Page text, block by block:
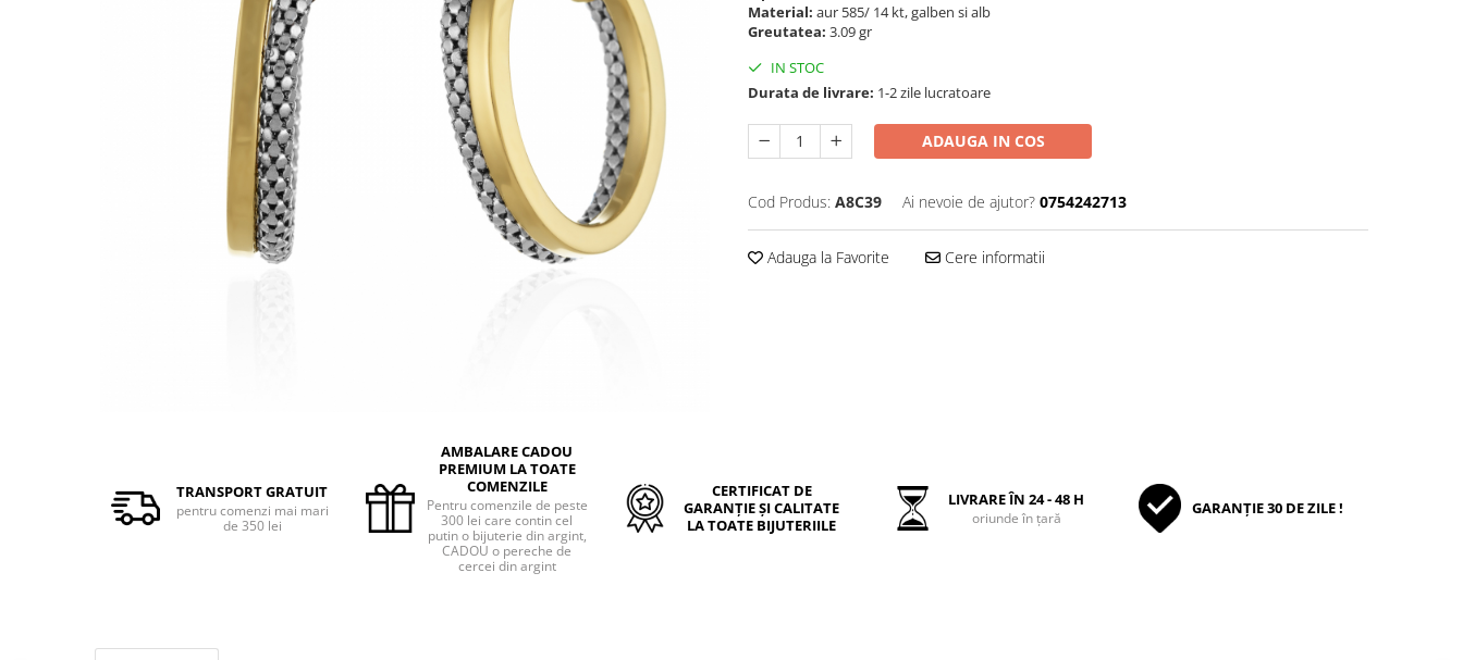
Material: aur 585/ 14 kt, galben si alb
Greutatea: 3.09 gr
IN STOC
Durata de livrare: 1-2 zile lucratoare
ADAUGA IN COS
Cod Produs: A8C39 Ai nevoie de ajutor? 0754242713
Adauga la Favorite Cere informatii
TRANSPORT GRATUIT
pentru comenzi mai mari
de 350 lei
AMBALARE CADOU
PREMIUM LA TOATE
COMENZILE
Pentru comenzile de peste
300 lei care contin cel
putin o bijuterie din argint,
CADOU o pereche de
cercei din argint
CERTIFICAT DE
GARANȚIE ȘI CALITATE
LA TOATE BIJUTERIILE
LIVRARE ÎN 24 - 48 H
oriunde în țară GARANȚIE 30 DE ZILE !